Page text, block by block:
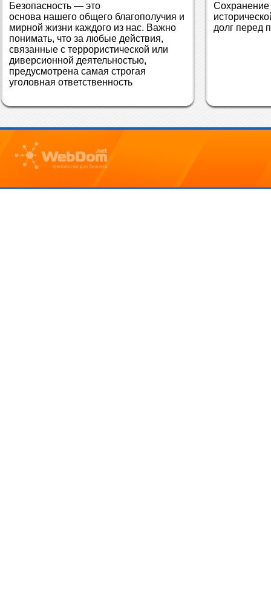
Безопасность — это
основа нашего общего благополучия и
мирной жизни каждого из нас. Важно
понимать, что за любые действия,
связанные с террористической или
диверсионной деятельностью,
предусмотрена самая строгая
уголовная ответственность
Сохранение
долг перед